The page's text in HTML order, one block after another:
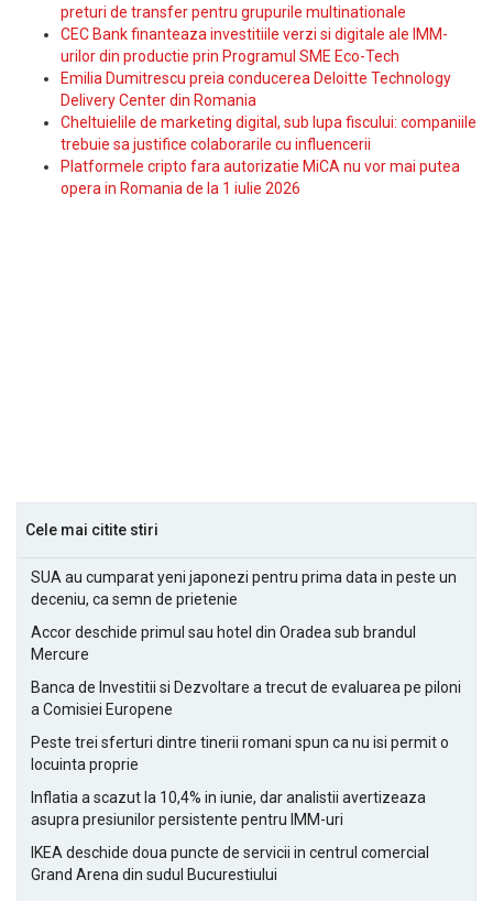
preturi de transfer pentru grupurile multinationale
CEC Bank finanteaza investitiile verzi si digitale ale IMM-
urilor din productie prin Programul SME Eco-Tech
Emilia Dumitrescu preia conducerea Deloitte Technology
Delivery Center din Romania
Cheltuielile de marketing digital, sub lupa fiscului: companiile
trebuie sa justifice colaborarile cu influencerii
Platformele cripto fara autorizatie MiCA nu vor mai putea
opera in Romania de la 1 iulie 2026
Cele mai citite stiri
SUA au cumparat yeni japonezi pentru prima data in peste un
deceniu, ca semn de prietenie
Accor deschide primul sau hotel din Oradea sub brandul
Mercure
Banca de Investitii si Dezvoltare a trecut de evaluarea pe piloni
a Comisiei Europene
Peste trei sferturi dintre tinerii romani spun ca nu isi permit o
locuinta proprie
Inflatia a scazut la 10,4% in iunie, dar analistii avertizeaza
asupra presiunilor persistente pentru IMM-uri
IKEA deschide doua puncte de servicii in centrul comercial
Grand Arena din sudul Bucurestiului